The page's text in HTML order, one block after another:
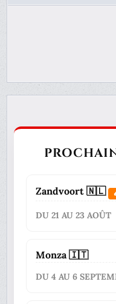
Zandvoort 🇳🇱
DU 21 AU 23 AOÛT
Monza 🇮🇹
DU 4 AU 6